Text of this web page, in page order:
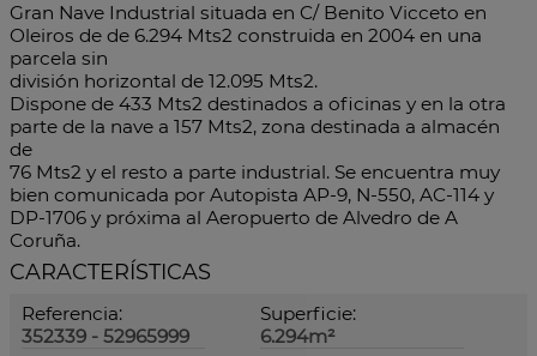
Gran Nave Industrial situada en C/ Benito Vicceto en
Oleiros de de 6.294 Mts2 construida en 2004 en una
parcela sin
división horizontal de 12.095 Mts2.
Dispone de 433 Mts2 destinados a oficinas y en la otra
parte de la nave a 157 Mts2, zona destinada a almacén
de
76 Mts2 y el resto a parte industrial. Se encuentra muy
bien comunicada por Autopista AP-9, N-550, AC-114 y
DP-1706 y próxima al Aeropuerto de Alvedro de A
Coruña.
CARACTERÍSTICAS
Referencia:
352339 - 52965999
Superficie:
6.294m²